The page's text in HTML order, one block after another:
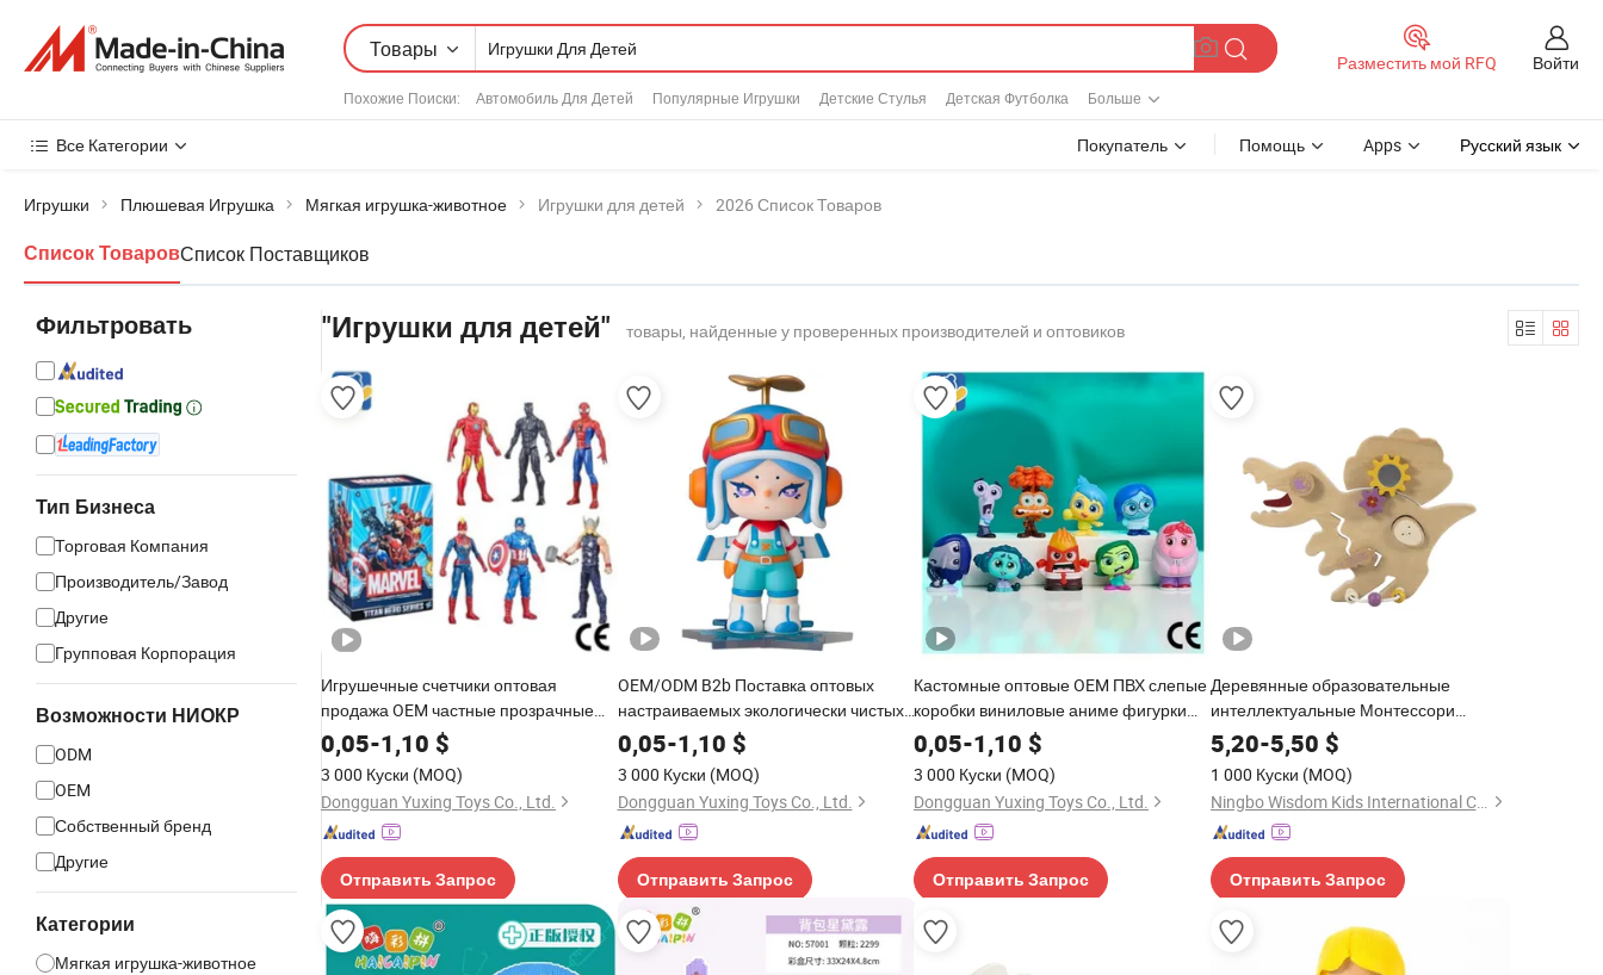
Товары
Похожие Поиски: Автомобиль Для Детей Популярные Игрушки Детские Стулья Детская Футболка Больше
Разместить мой RFQ Войти
Все Категории Покупатель Помощь Apps Русский язык
Игрушки Плюшевая Игрушка Мягкая игрушка-животное Игрушки для детей 2026 Список Товаров
Список ТоваровСписок Поставщиков
Фильтровать
Тип Бизнеса
Торговая Компания
Производитель/Завод
Другие
Групповая Корпорация
Возможности НИОКР
ODM
OEM
Собственный бренд
Другие
Категории
Мягкая игрушка-животное
"Игрушки для детей" товары, найденные у проверенных производителей и оптовиков
Игрушечные счетчики оптовая
продажа OEM частные прозрачные
ПВХ японские настраиваемые
виниловые коллекционные фигурки
слепая коробка пластиковая аниме
фигурка для детей
0,05-1,10 $
3 000 Куски (MOQ)
Dongguan Yuxing Toys Co., Ltd.
Отправить Запрос
OEM/ODM B2b Поставка оптовых
настраиваемых экологически чистых
слепых коробок детских пластиковых
игрушек для подарков на Рождество и
День благодарения
0,05-1,10 $
3 000 Куски (MOQ)
Dongguan Yuxing Toys Co., Ltd.
Отправить Запрос
Кастомные оптовые OEM ПВХ слепые
коробки виниловые аниме фигурки
персонажей подарки гладкие суставы
пластиковые коллекционные фигурки
детские игрушки
0,05-1,10 $
3 000 Куски (MOQ)
Dongguan Yuxing Toys Co., Ltd.
Отправить Запрос
Деревянные образовательные
интеллектуальные Монтессори
оптовые игрушки для детей, детские
DIY пазлы, игрушка-пазл с
динозаврами
5,20-5,50 $
1 000 Куски (MOQ)
Ningbo Wisdom Kids International Co., Ltd.
Отправить Запрос